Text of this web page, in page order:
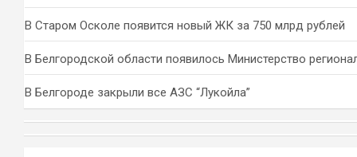
В Старом Осколе появится новый ЖК за 750 млрд рублей
В Белгородской области появилось Министерство
В Белгороде закрыли все АЗС “Лукойла”